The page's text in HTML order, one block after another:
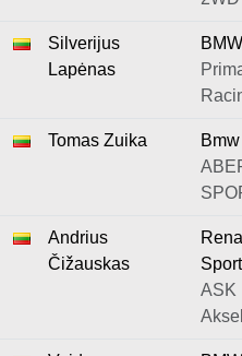
Silverijus
Lapėnas
BMW
Tomas Zuika
Andrius
Čižauskas
Sport
ASK